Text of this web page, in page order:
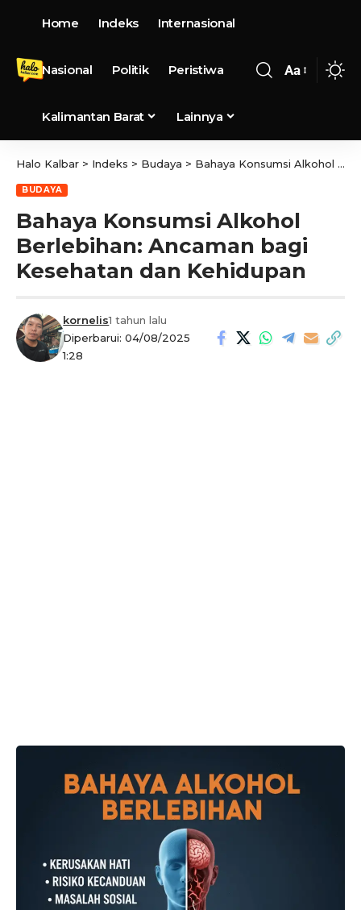
Home Indeks Internasional
Nasional Politik Peristiwa
Kalimantan Barat Lainnya
Aa
Halo Kalbar > Indeks > Budaya > Bahaya Konsumsi Alkohol Berlebihan: Ancaman bagi Kesehatan dan Kehidupan
BUDAYA
Bahaya Konsumsi Alkohol
Berlebihan: Ancaman bagi
Kesehatan dan Kehidupan
Diperbarui: 04/08/2025
1:28
kornelis1 tahun lalu